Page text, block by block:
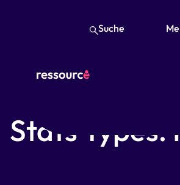
Suche
Stats Types: